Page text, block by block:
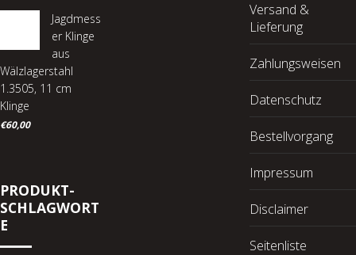
Jagdmess
er Klinge
aus
Wälzlagerstahl
1.3505, 11 cm
Klinge
€60,00
PRODUKT-
SCHLAGWORT
E
Versand &
Lieferung
Zahlungsweisen
Datenschutz
Bestellvorgang
Impressum
Disclaimer
Seitenliste